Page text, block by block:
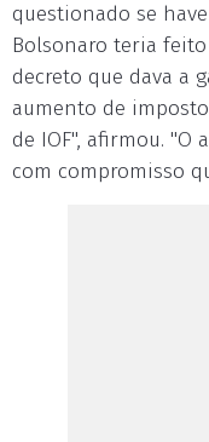
questionado se
Bolsonaro teria
decreto que dava a
aumento de
de IOF", afirmou.
com compromisso